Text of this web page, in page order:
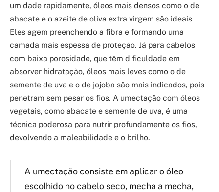
umidade rapidamente, óleos mais densos como o de
abacate e o azeite de oliva extra virgem são ideais.
Eles agem preenchendo a fibra e formando uma
camada mais espessa de proteção. Já para cabelos
com baixa porosidade, que têm dificuldade em
absorver hidratação, óleos mais leves como o de
semente de uva e o de jojoba são mais indicados, pois
penetram sem pesar os fios. A umectação com óleos
vegetais, como abacate e semente de uva, é uma
técnica poderosa para nutrir profundamente os fios,
devolvendo a maleabilidade e o brilho.
A umectação consiste em aplicar o óleo
escolhido no cabelo seco, mecha a mecha,